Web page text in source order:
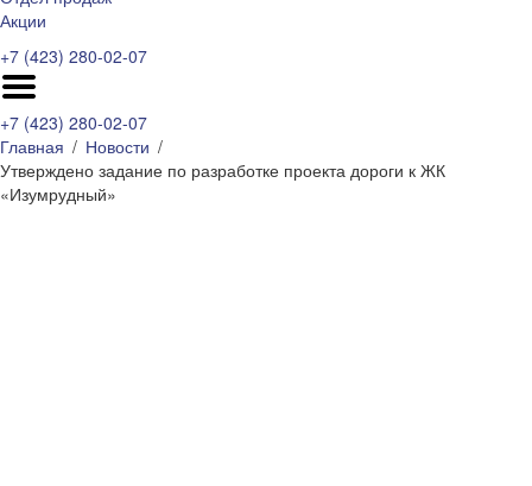
Акции
+7 (423) 280-02-07
+7 (423) 280-02-07
Главная
Новости
Утверждено задание по разработке проекта дороги к ЖК
«Изумрудный»